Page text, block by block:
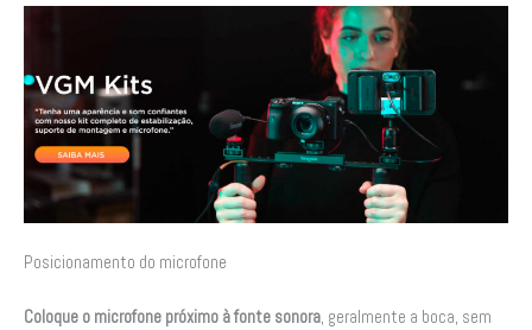
Posicionamento do microfone
Coloque o microfone próximo à fonte sonora, geralmente a boca, sem